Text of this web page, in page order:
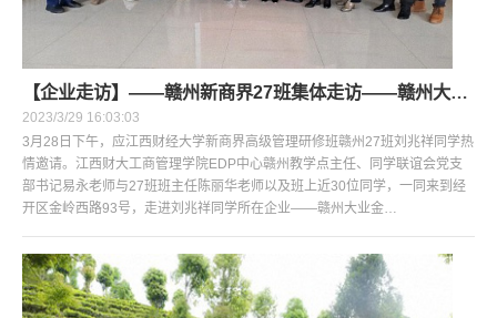
【企业走访】——赣州新商界27班集体走访——赣州大业金属纤维
2023/3/29 16:03:03
3月28日下午，应江西财经大学新商界高级管理研修班赣州27班刘兆祥同学热
情邀请。江西财大工商管理学院EDP中心赣州教学点主任、同学联谊会党支
部书记易永老师与27班班主任陈丽华老师以及班上近30位同学，一同来到经
开区金岭西路93号，走进刘兆祥同学所在企业——赣州大业金…